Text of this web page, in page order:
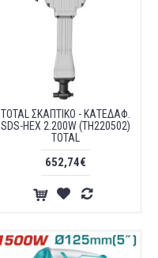
TOTAL ΣΚΑΠΤΙΚΟ - ΚΑΤΕΔΑΦ.
SDS-HEX 2.200W (TH220502)
TOTAL
652,74€